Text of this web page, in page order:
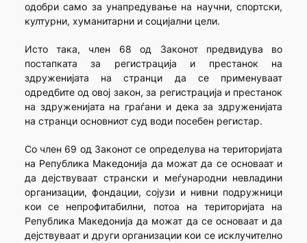
одобри само за унапредување на научни, спортски,
културни, хуманитарни и социјални цели.
Исто така, член 68 од Законот предвидува во
постапката за регистрација и престанок на
здруженијата на странци да се применуваат
одредбите од овој закон, за регистрација и престанок
на здруженијата на граѓани и дека за здруженијата
на странци основниот суд води посебен регистар.
Со член 69 од Законот се определува на територијата
на Република Македонија да можат да се основаат и
да дејствуваат странски и меѓународни невладини
организации, фондации, сојузи и нивни подружници
кои се непрофитабилни, потоа на територијата на
Република Македонија да можат да се основаат и да
дејствуваат и други организации кои се исклучително